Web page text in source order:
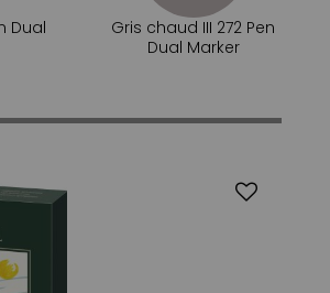
Dual
Gris chaud III 272 Pen
Dual Marker